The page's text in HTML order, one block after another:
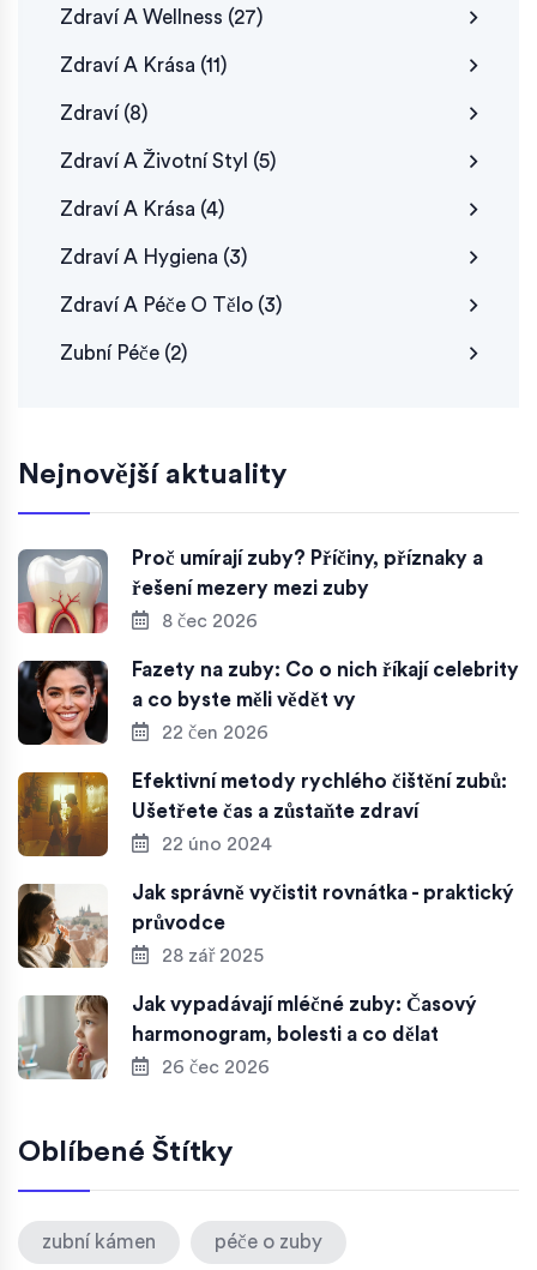
Zdraví A Wellness (27)
Zdraví A Krása (11)
Zdraví (8)
Zdraví A Životní Styl (5)
Zdraví A Krása (4)
Zdraví A Hygiena (3)
Zdraví A Péče O Tělo (3)
Zubní Péče (2)
Nejnovější aktuality
Proč umírají zuby? Příčiny, příznaky a
řešení mezery mezi zuby
8 čec 2026
Fazety na zuby: Co o nich říkají celebrity
a co byste měli vědět vy
22 čen 2026
Efektivní metody rychlého čištění zubů:
Ušetřete čas a zůstaňte zdraví
22 úno 2024
Jak správně vyčistit rovnátka - praktický
průvodce
28 zář 2025
Jak vypadávají mléčné zuby: Časový
harmonogram, bolesti a co dělat
26 čec 2026
Oblíbené Štítky
zubní kámen péče o zuby